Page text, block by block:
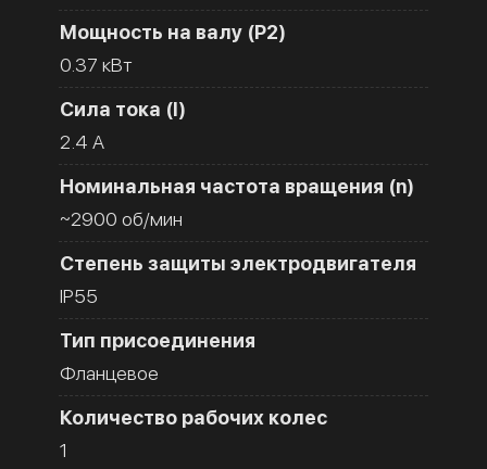
Мощность на валу (Р2)
0.37 кВт
Сила тока (I)
2.4 A
Номинальная частота вращения (n)
~2900 об/мин
Степень защиты электродвигателя
IP55
Тип присоединения
Фланцевое
Количество рабочих колес
1